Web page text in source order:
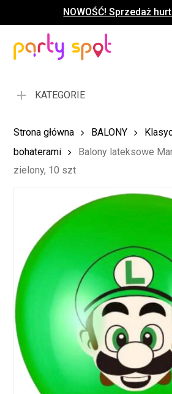
to
content
NOWOŚĆ! Sprzedaż
Koszyk
KATEGORIE
Strona główna BALONY
bohaterami
Balony lateksowe
zielony, 10 szt